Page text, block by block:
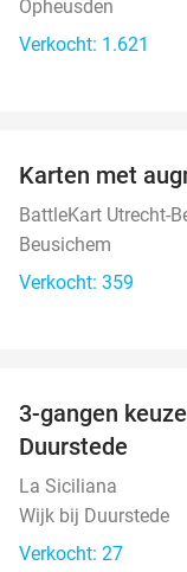
Opheusden
Verkocht: 1.621
Karten met
BattleKart Utrecht-
Beusichem
Verkocht: 359
3-gangen
Duurstede
La Siciliana
Wijk bij Duurstede
Verkocht: 27